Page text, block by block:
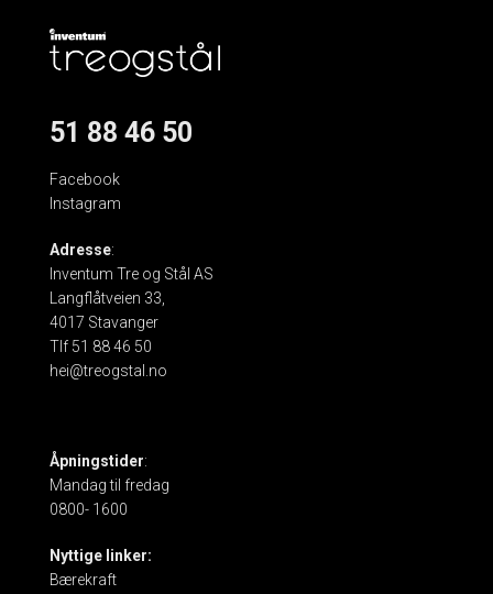
51 88 46 50
Facebook
Instagram
Adresse:
Inventum Tre og Stål AS
Langflåtveien 33,
4017 Stavanger
Tlf 51 88 46 50
hei@treogstal.no
Åpningstider:
Mandag til fredag
0800- 1600
Nyttige linker:
Bærekraft